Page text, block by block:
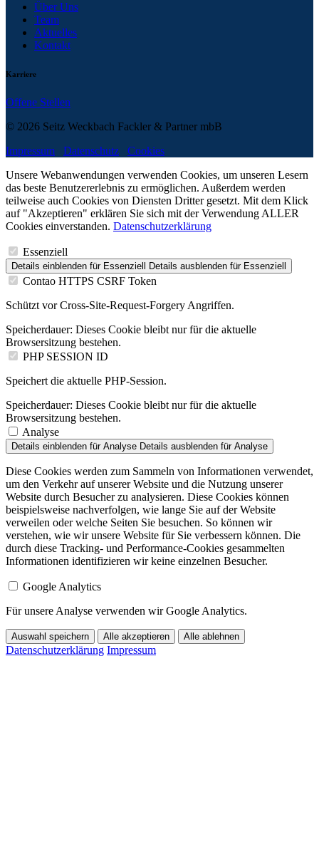
Über Uns
Team
Aktuelles
Kontakt
Karriere
Offene Stellen
© 2026 Seitz Weckbach Fackler & Partner mbB
Impressum
Datenschutz
Cookies
Unsere Webanwendungen verwenden Cookies, um unseren Lesern
das beste Benutzererlebnis zu ermöglichen. Außerdem werden
teilweise auch Cookies von Diensten Dritter gesetzt. Mit dem Klick
auf "Akzeptieren" erklären Sie sich mit der Verwendung ALLER
Cookies einverstanden. Datenschutzerklärung
Essenziell
Details einblenden für Essenziell Details ausblenden für Essenziell
Contao HTTPS CSRF Token
Schützt vor Cross-Site-Request-Forgery Angriffen.
Speicherdauer: Dieses Cookie bleibt nur für die aktuelle
Browsersitzung bestehen.
PHP SESSION ID
Speichert die aktuelle PHP-Session.
Speicherdauer: Dieses Cookie bleibt nur für die aktuelle
Browsersitzung bestehen.
Analyse
Details einblenden für Analyse Details ausblenden für Analyse
Diese Cookies werden zum Sammeln von Informationen verwendet,
um den Verkehr auf unserer Website und die Nutzung unserer
Website durch Besucher zu analysieren. Diese Cookies können
beispielsweise nachverfolgen, wie lange Sie auf der Website
verweilen oder welche Seiten Sie besuchen. So können wir
verstehen, wie wir unsere Website für Sie verbessern können. Die
durch diese Tracking- und Performance-Cookies gesammelten
Informationen identifizieren wir keine einzelnen Besucher.
Google Analytics
Für unsere Analyse verwenden wir Google Analytics.
Auswahl speichern Alle akzeptieren Alle ablehnen
Datenschutzerklärung Impressum